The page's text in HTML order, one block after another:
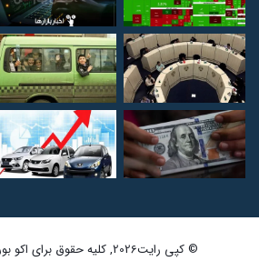
© کپی رایت2026, کلیه حقوق برای اکو بورس محفوظ است.